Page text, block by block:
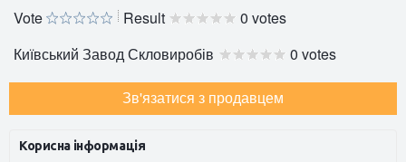
Vote
Result
0 votes
Київський Завод Скловиробів
0 votes
Зв'язатися з продавцем
Корисна інформація